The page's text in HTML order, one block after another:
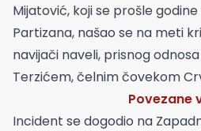
Mijatović, koji se prošle
Partizana, našao se na meti
navijači naveli, prisnog
Terzićem, čelnim čovekom
Povezane
Incident se dogodio na